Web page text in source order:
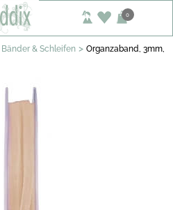
0
Bänder & Schleifen > Organzaband, 3mm,